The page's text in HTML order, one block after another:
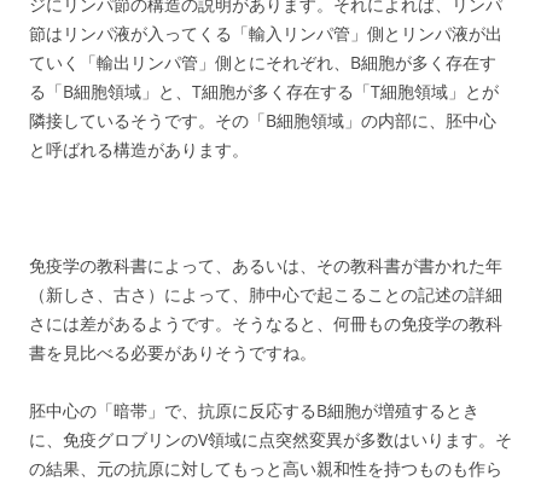
節はリンパ液が入ってくる「輸入リンパ管」側とリンパ液が出
ていく「輸出リンパ管」側とにそれぞれ、B細胞が多く存在す
る「B細胞領域」と、T細胞が多く存在する「T細胞領域」とが
隣接しているそうです。その「B細胞領域」の内部に、胚中心
と呼ばれる構造があります。
免疫学の教科書によって、あるいは、その教科書が書かれた年
（新しさ、古さ）によって、肺中心で起こることの記述の詳細
さには差があるようです。そうなると、何冊もの免疫学の教科
書を見比べる必要がありそうですね。
胚中心の「暗帯」で、抗原に反応するB細胞が増殖するとき
に、免疫グロブリンのV領域に点突然変異が多数はいります。そ
の結果、元の抗原に対してもっと高い親和性を持つものも作ら